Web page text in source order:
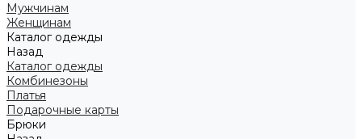
Мужчинам
Женщинам
Каталог одежды
Назад
Каталог одежды
Комбинезоны
Платья
Подарочные карты
Брюки